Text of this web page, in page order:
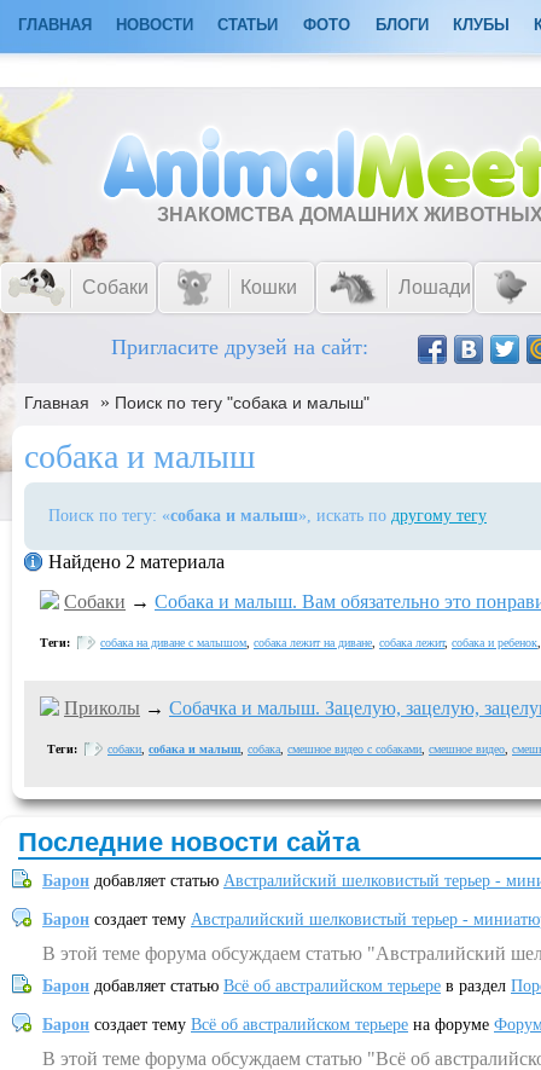
ГЛАВНАЯ НОВОСТИ СТАТЬИ ФОТО БЛОГИ КЛУБЫ
ЗНАКОМСТВА ДОМАШНИХ
Собаки Кошки Лошади
Пригласите друзей на сайт:
Главная » Поиск по тегу "собака и малыш"
собака и малыш
Поиск по тегу: «собака и малыш», искать по другому тегу
Найдено 2 материала
Собаки → Собака и малыш. Вам обязательно это
Теги: собака на диване с малышом собака лежит на диване собака лежит, собака и ребенок
Приколы → Собачка и малыш. Зацелую, зацелую,
Теги: собаки собака и малыш собака смешное видео с собаками смешное видео
Последние новости сайта
Барон добавляет статью Австралийский шелковистый терьер -
Барон создает тему Австралийский шелковистый терьер -
В этой теме форума обсуждаем статью "Австралийский
Барон добавляет статью Всё об австралийском терьере в раздел
Барон создает тему Всё об австралийском терьере на форуме
В этой теме форума обсуждаем статью "Всё об